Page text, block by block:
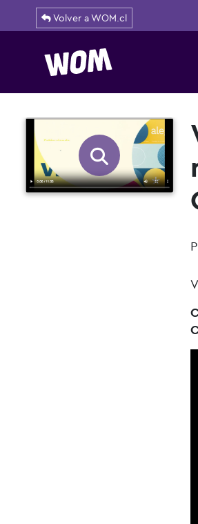
Volver a WOM.cl
Navegación